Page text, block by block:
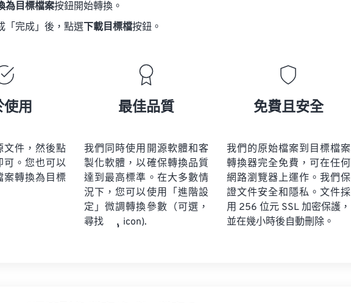
為目標檔案按鈕開始轉換。
「完成」後，點選 下載目標檔按鈕。
使用
文件，然後點
可。您也可以
案轉換為目標
最佳品質
我們同時使用開源軟體和客
製化軟體，以確保轉換品質
達到最高標準。在大多數情
況下，您可以使用「進階設
定」微調轉換參數（可選，
尋找
icon).
免費且安全
我們的原始檔案到目標檔案
轉換器完全免費，可在任何
網路瀏覽器上運作。我們保
證文件安全和隱私。文件採
用 256 位元 SSL 加密保護，
並在幾小時後自動刪除。